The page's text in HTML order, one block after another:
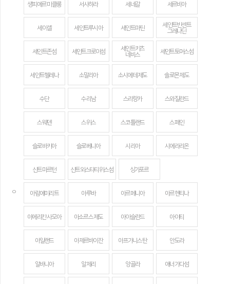
생피에르 미클롱 서사하라 세네갈 세르비아
세이셸 세인트루시아 세인트마틴
세인트빈센트
그레나딘
세인트존섬 세인트크로이섬
세인트키츠
네비스
세인트토머스섬
세인트헬레나 소말리아 소시에테 제도 솔로몬 제도
수단 수리남 스리랑카 스와질란드
스웨덴 스위스 스코틀랜드 스페인
슬로바키아 슬로베니아 시리아 시에라리온
신트마르턴 신트외스타티위스섬 싱가포르
ㅇ 아랍에미리트 아루바 아르메니아 아르헨티나
아메리칸 사모아 아소르스 제도 아이슬란드 아이티
아일랜드 아제르바이잔 아프가니스탄 안도라
알바니아 알제리 앙골라 애너가다섬